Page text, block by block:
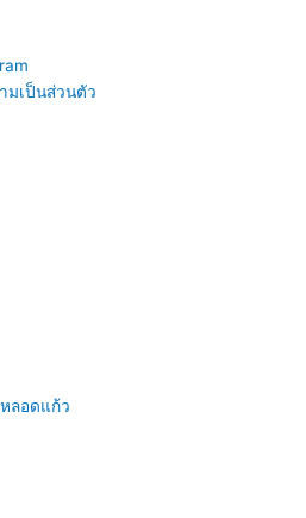
มเป็นส่วนตัว
ลอดแก้ว